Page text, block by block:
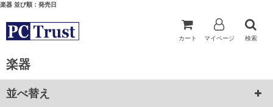
楽器 並び順：発売日
カート マイページ 検索
楽器
並べ替え